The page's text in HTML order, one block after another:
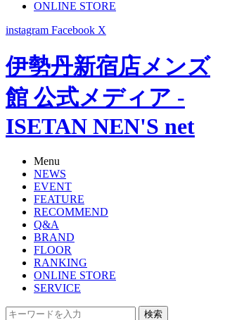
ONLINE STORE
instagram Facebook X
伊勢丹新宿店メンズ
館 公式メディア -
ISETAN NEN'S net
Menu
NEWS
EVENT
FEATURE
RECOMMEND
Q&A
BRAND
FLOOR
RANKING
ONLINE STORE
SERVICE
検索